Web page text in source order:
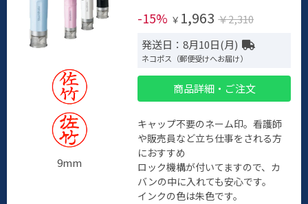
9mm
-15% ￥ 1,963 ￥2,310
発送日：8月10日(月)
ネコポス（郵便受けへお届け）
商品詳細・ご注文
キャップ不要のネーム印。看護師
や販売員など立ち仕事をされる方
におすすめ
ロック機構が付いてますので、カ
バンの中に入れても安心です。
インクの色は朱色です。